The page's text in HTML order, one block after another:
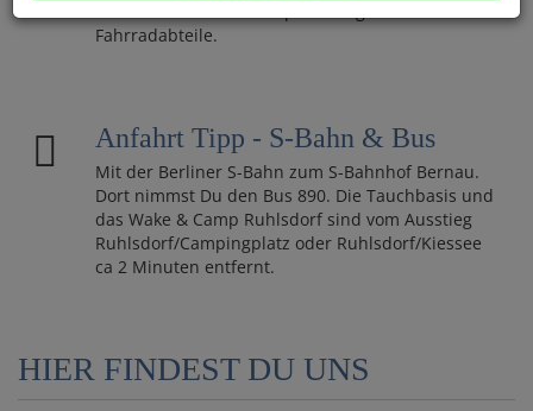
Fahrradabteile.
Anfahrt Tipp - S-Bahn & Bus
Mit der Berliner S-Bahn zum S-Bahnhof Bernau.
Dort nimmst Du den Bus 890. Die Tauchbasis und
das Wake & Camp Ruhlsdorf sind vom Ausstieg
Ruhlsdorf/Campingplatz oder Ruhlsdorf/Kiessee
ca 2 Minuten entfernt.
HIER FINDEST DU UNS